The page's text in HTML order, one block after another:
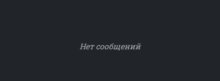
Нет сообщений